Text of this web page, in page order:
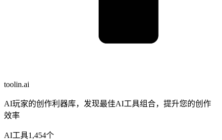
toolin.ai
AI玩家的创作利器库，发现最佳AI工具组合，提升您的创作
效率
AI工具1,454个